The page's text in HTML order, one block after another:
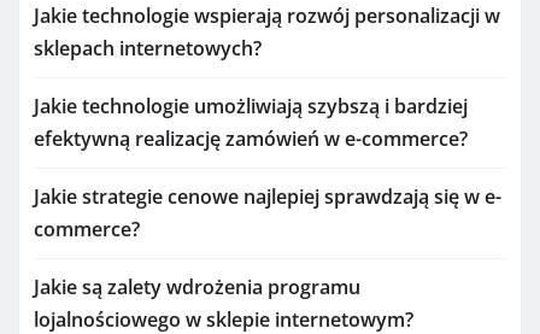
Jakie technologie wspierają rozwój personalizacji w
sklepach internetowych?
Jakie technologie umożliwiają szybszą i bardziej
efektywną realizację zamówień w e-commerce?
Jakie strategie cenowe najlepiej sprawdzają się w e-
commerce?
Jakie są zalety wdrożenia programu
lojalnościowego w sklepie internetowym?